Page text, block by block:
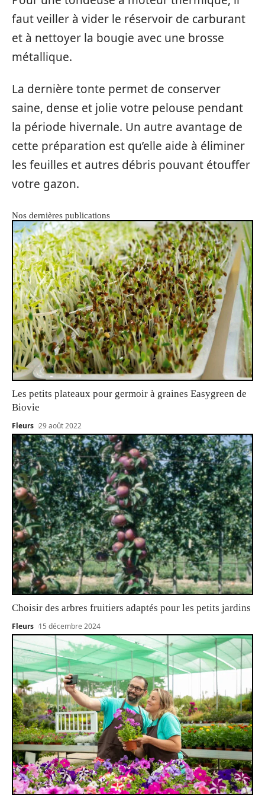
faut veiller à vider le réservoir de carburant
et à nettoyer la bougie avec une brosse
métallique.
La dernière tonte permet de conserver
saine, dense et jolie votre pelouse pendant
la période hivernale. Un autre avantage de
cette préparation est qu’elle aide à éliminer
les feuilles et autres débris pouvant étouffer
votre gazon.
Nos dernières publications
Les petits plateaux pour germoir à graines Easygreen de
Biovie
Fleurs 29 août 2022
Choisir des arbres fruitiers adaptés pour les petits jardins
Fleurs 15 décembre 2024